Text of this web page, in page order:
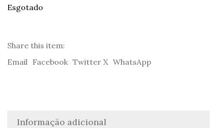
Esgotado
Share this item:
Email Facebook Twitter X WhatsApp
Informação adicional